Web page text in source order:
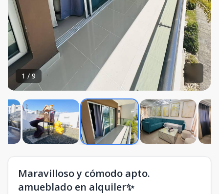
1 /9
Maravilloso y cómodo apto.
amueblado en alquiler✨